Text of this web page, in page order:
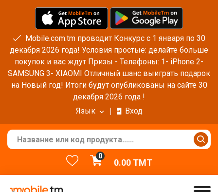
Mobile.com.tm проводит Конкурс с 1 января по 30
декабря 2026 года! Условия простые: делайте больше
покупок и вас ждут Призы - Телефоны: 1- iPhone 2-
SAMSUNG 3- XIAOMI Отличный шанс выиграть подарок
на Новый год! Итоги будут опубликованы на сайте 30
декабря 2026 года !
Язык
Вход
0
0.00TMT